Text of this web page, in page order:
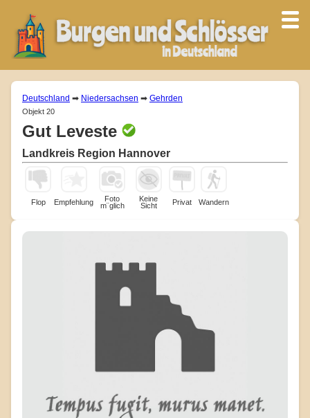
Deutschland ➡ Niedersachsen ➡ Gehrden
Objekt 20
Gut Leveste
Landkreis Region Hannover
Flop Empfehlung
Foto
m¨glich
Keine
Sicht
Privat Wandern